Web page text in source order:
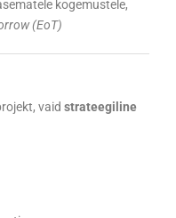
kogemustele,
(EoT)
vaid strateegiline